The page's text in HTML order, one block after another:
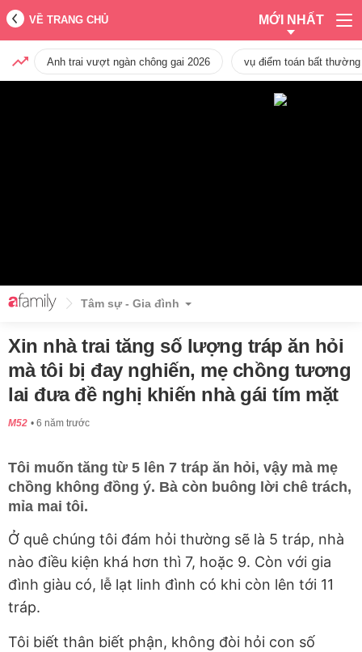
VỀ TRANG CHỦ MỚI NHẤT
Anh trai vượt ngàn chông gai 2026 vụ điểm toán bất
Tâm sự - Gia đình
Xin nhà trai tăng số lượng tráp ăn hỏi
mà tôi bị đay nghiến, mẹ chồng tương
lai đưa đề nghị khiến nhà gái tím mặt
M52 6 năm trước
Tôi muốn tăng từ 5 lên 7 tráp ăn hỏi, vậy mà mẹ
chồng không đồng ý. Bà còn buông lời chê trách,
mỉa mai tôi.
Ở quê chúng tôi đám hỏi thường sẽ là 5 tráp, nhà
nào điều kiện khá hơn thì 7, hoặc 9. Còn với gia
đình giàu có, lễ lạt linh đình có khi còn lên tới 11
tráp.
Tôi biết thân biết phận, không đòi hỏi con số